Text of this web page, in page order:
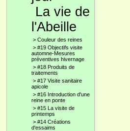
La vie de
l'Abeille
> Couleur des reines
> #19 Objectifs visite
automne-Mesures
préventives hivernage
> #18 Produits de
traitements
> #17 Visite sanitaire
apicole
> #16 Introduction d'une
reine en ponte
> #15 La visite de
printemps
> #14 Créations
d'essaims